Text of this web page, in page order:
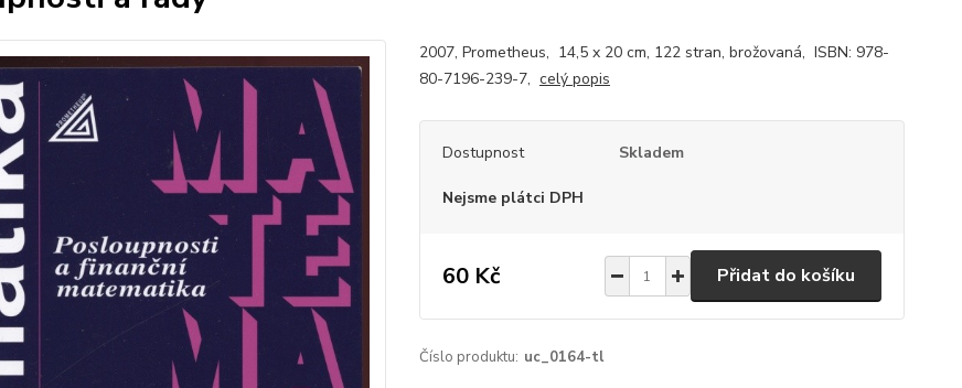
2007, Prometheus, 14,5 x 20 cm, 122 stran, brožovaná, ISBN: 978-
80-7196-239-7, celý popis
Dostupnost Skladem
Nejsme plátci DPH
60 Kč Přidat do košíku
Číslo produktu: uc_0164-tl